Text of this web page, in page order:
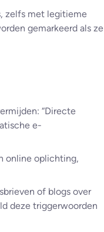
zelfs met legitieme
gemarkeerd als ze
“Directe
e-
online oplichting,
of blogs over
deze triggerwoorden